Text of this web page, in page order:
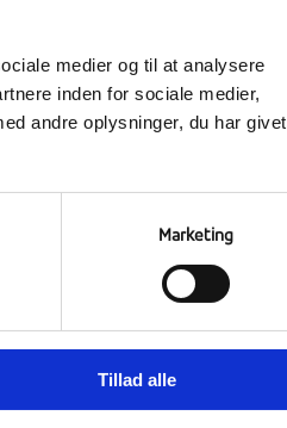
medier og til at analysere
inden for sociale medier,
andre oplysninger, du har givet
Marketing
Tillad alle
Værdigrundlag
Skolekreds
Forsikring
Inklusion